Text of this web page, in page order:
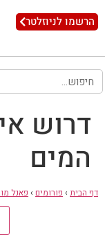
הרשמו לניוזלטר
דרוש
המים
דף הבית › פורומים › פאנל